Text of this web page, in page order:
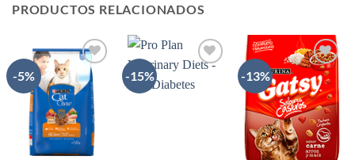
PRODUCTOS RELACIONADOS
-5%
AÑADIR
A LA
LISTA
DE
DESEOS
-15%
A LA
-13%
AÑADIR
A LA
LISTA
DE
DESEOS